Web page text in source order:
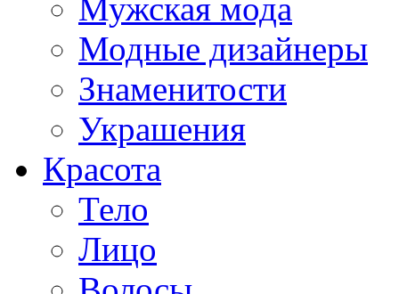
Мужская мода
Модные дизайнеры
Знаменитости
Украшения
Красота
Тело
Лицо